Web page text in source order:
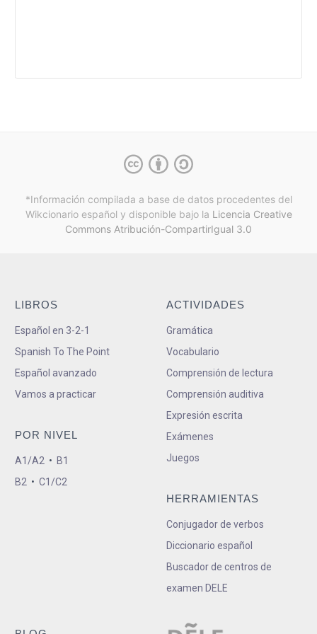
*Información compilada a base de datos procedentes del
Wikcionario español y disponible bajo la Licencia Creative
Commons Atribución-CompartirIgual 3.0
LIBROS
Español en 3-2-1
Spanish To The Point
Español avanzado
Vamos a practicar
POR NIVEL
A1/A2 • B1
B2 • C1/C2
ACTIVIDADES
Gramática
Vocabulario
Comprensión de lectura
Comprensión auditiva
Expresión escrita
Exámenes
Juegos
HERRAMIENTAS
Conjugador de verbos
Diccionario español
Buscador de centros de
examen DELE